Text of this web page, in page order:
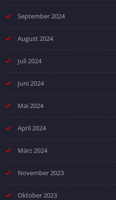
September 2024
August 2024
Juli 2024
Juni 2024
Mai 2024
April 2024
März 2024
November 2023
Oktober 2023